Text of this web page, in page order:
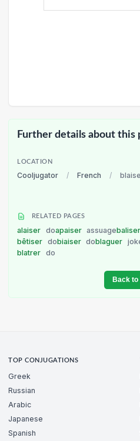
Further details about this
LOCATION
Cooljugator / French /
RELATED PAGES
alaiser doapaiser assuagebaliser
bêtiser dobiaiser doblaguer
blatrer do
Back to
TOP CONJUGATIONS
Greek
Russian
Arabic
Japanese
Spanish